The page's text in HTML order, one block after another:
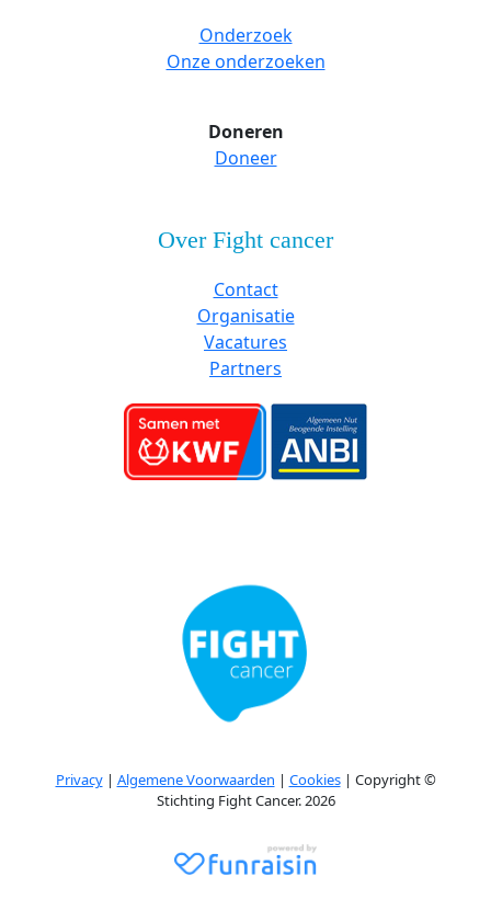
Onderzoek
Onze onderzoeken
Doneren
Doneer
Over Fight cancer
Contact
Organisatie
Vacatures
Partners
Privacy| Algemene Voorwaarden | Cookies| Copyright ©
Stichting Fight Cancer. 2026